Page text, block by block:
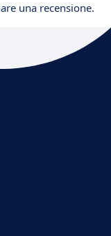
una recensione.